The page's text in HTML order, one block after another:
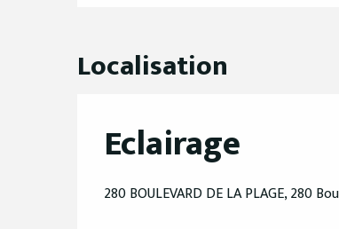
Localisation
Eclairage
280 BOULEVARD DE LA PLAGE, 280